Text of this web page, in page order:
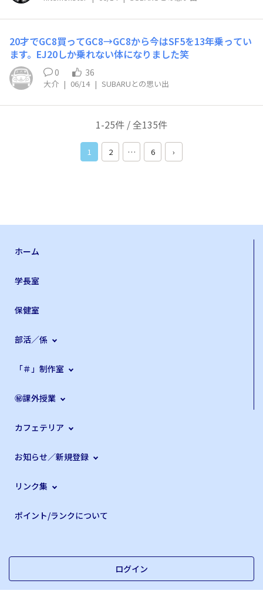
かったです 社会人になって 少し貯金も出来るようになっ
た頃 テレビを観ていたら びっくりするくらい綺麗なデザ
でした すぐに ディーラーに行って試乗 信じられないくら
い 出足が良くて 内側のガードレールに擦りかけたくらい
想像を超えて曲がってw 衝撃を受けました 次の週には注
文してましたw EJ20というエンジンをMTで乗ることにな
路を滑るように走っていくし 逆にクラッチミートを合わ
せてアクセルを踏めば身体がシートにミシッとめり込む力
ンに乗っている時は本当に素晴らしい時間でした 煌びや
かな思い出しか有りません♪ 人生に素敵な一コマを残し
敵なエンジンを作り続けてくださいね。
20才でGC8買ってGC8→GC8から今はSF5を13年乗ってい
ます。EJ20しか乗れない体になりました笑
0 36
大介 | 06/14 | SUBARUとの思い出
1-25件 / 全135件
1 2 … 6 ›
ホーム
学長室
保健室
部活／係
「＃」制作室
㊙課外授業
カフェテリア
お知らせ／新規登録
リンク集
ポイント/ランクについて
ログイン